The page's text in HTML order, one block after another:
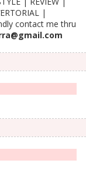
|
contact me thru